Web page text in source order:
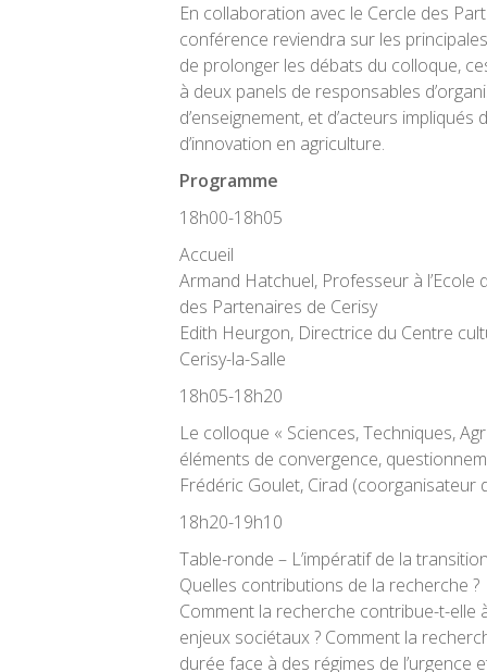
En collaboration avec le Cercle des
conférence reviendra sur les
de prolonger les débats du colloque,
à deux panels de responsables
d’enseignement, et d’acteurs impliqués
d’innovation en agriculture.
Programme
18h00-18h05
Accueil
Armand Hatchuel, Professeur à l’Ecole
des Partenaires de Cerisy
Edith Heurgon, Directrice du Centre
Cerisy-la-Salle
18h05-18h20
Le colloque « Sciences, Techniques,
éléments de convergence,
Frédéric Goulet, Cirad (coorganisateur
18h20-19h10
Table-ronde – L’impératif de la
Quelles contributions de la recherche ?
Comment la recherche contribue-t-elle
enjeux sociétaux ? Comment la
durée face à des régimes de l’urgence